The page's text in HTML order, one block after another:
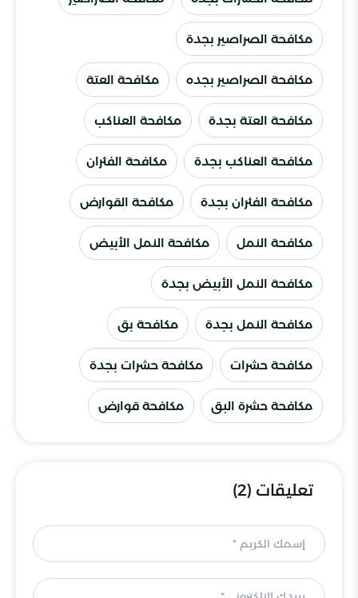
مكافحة الصراصير بجدة
مكافحة الصراصير بجده مكافحة العتة
مكافحة العتة بجدة مكافحة العناكب
مكافحة العناكب بجدة مكافحة الفئران
مكافحة الفئران بجدة مكافحة القوارض
مكافحة النمل مكافحة النمل الأبيض
مكافحة النمل الأبيض بجدة
مكافحة النمل بجدة مكافحة بق
مكافحة حشرات مكافحة حشرات بجدة
مكافحة حشرة البق مكافحة قوارض
تعليقات (2)